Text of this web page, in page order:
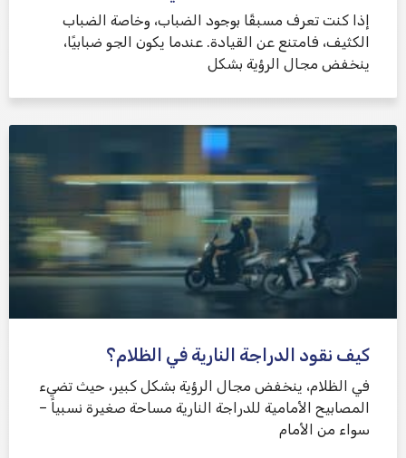
إذا كنت تعرف مسبقًا بوجود الضباب، وخاصة الضباب
الكثيف، فامتنع عن القيادة. عندما يكون الجو ضبابيًا،
ينخفض ​​مجال الرؤية بشكل
كيف نقود الدراجة النارية في الظلام؟
في الظلام، ينخفض ​​مجال الرؤية بشكل كبير، حيث تضيء
المصابيح الأمامية للدراجة النارية مساحة صغيرة نسبياً –
سواء من الأمام